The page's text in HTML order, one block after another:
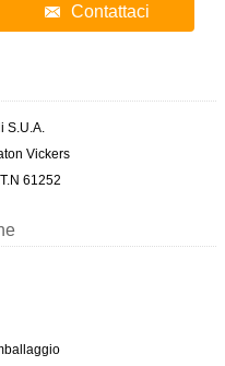
Contattaci
S.U.A.
Vickers
61252